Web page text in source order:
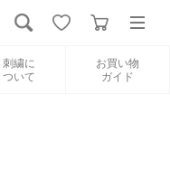
刺繍に
ついて
お買い物
ガイド
新規会員登録